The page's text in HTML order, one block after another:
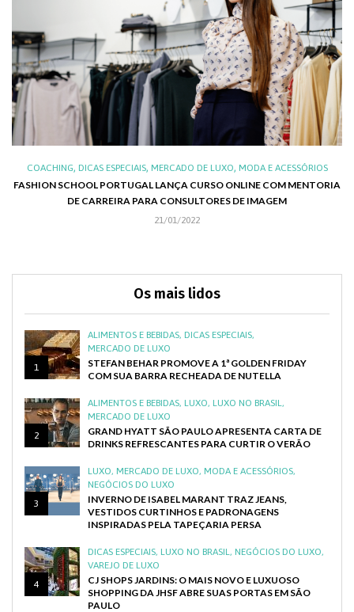
COACHING, DICAS ESPECIAIS, MERCADO DE LUXO, MODA E ACESSÓRIOS
FASHION SCHOOL PORTUGAL LANÇA CURSO ONLINE COM MENTORIA
DE CARREIRA PARA CONSULTORES DE IMAGEM
21/01/2022
Os mais lidos
1
ALIMENTOS E BEBIDAS, DICAS ESPECIAIS,
MERCADO DE LUXO
STEFAN BEHAR PROMOVE A 1ª GOLDEN FRIDAY
COM SUA BARRA RECHEADA DE NUTELLA
2
ALIMENTOS E BEBIDAS, LUXO, LUXO NO BRASIL ,
MERCADO DE LUXO
GRAND HYATT SÃO PAULO APRESENTA CARTA DE
DRINKS REFRESCANTES PARA CURTIR O VERÃO
3
LUXO, MERCADO DE LUXO, MODA E ACESSÓRIOS,
NEGÓCIOS DO LUXO
INVERNO DE ISABEL MARANT TRAZ JEANS,
VESTIDOS CURTINHOS E PADRONAGENS
INSPIRADAS PELA TAPEÇARIA PERSA
4
DICAS ESPECIAIS, LUXO NO BRASIL , NEGÓCIOS DO LUXO,
VAREJO DE LUXO
CJ SHOPS JARDINS: O MAIS NOVO E LUXUOSO
SHOPPING DA JHSF ABRE SUAS PORTAS EM SÃO
PAULO